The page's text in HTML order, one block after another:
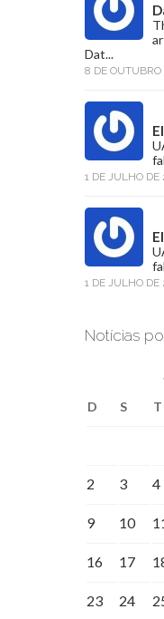
Dat...
8 DE
1 DE JULHO DE
1 DE JULHO DE
Notícias
D S T
2 3 4
9 10
16 17
23 24